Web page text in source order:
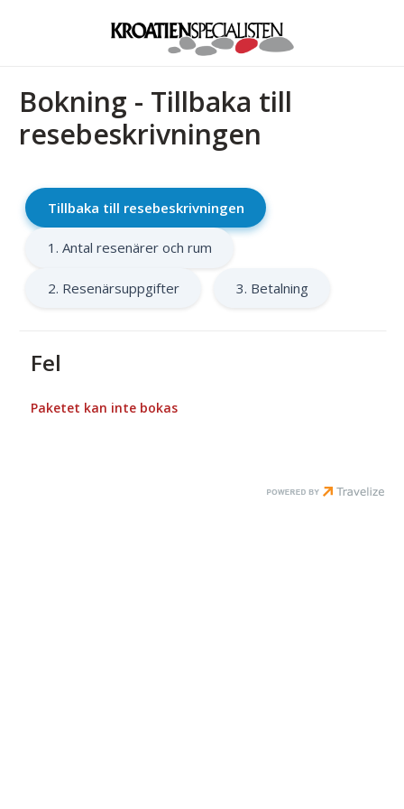
Bokning - Tillbaka till
resebeskrivningen
Tillbaka till resebeskrivningen
1. Antal resenärer och rum
2. Resenärsuppgifter 3. Betalning
Fel
Paketet kan inte bokas